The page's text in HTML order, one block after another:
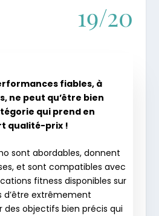
19/20
fiables, à
ne peut qu’être bien
qui prend en
qualité-prix !
sont abordables, donnent
et sont compatibles avec
fitness disponibles sur
d’être extrêmement
des objectifs bien précis qui